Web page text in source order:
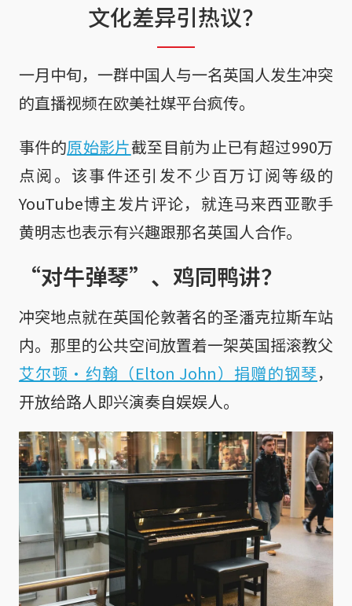
文化差异引热议？
一月中旬，一群中国人与一名英国人发生冲突
的直播视频在欧美社媒平台疯传。
事件的原始影片截至目前为止已有超过990万
点阅。该事件还引发不少百万订阅等级的
YouTube博主发片评论，就连马来西亚歌手
黄明志也表示有兴趣跟那名英国人合作。
“对牛弹琴”、鸡同鸭讲？
冲突地点就在英国伦敦著名的圣潘克拉斯车站
内。那里的公共空间放置着一架英国摇滚教父
艾尔顿·约翰（Elton John）捐赠的钢琴，
开放给路人即兴演奏自娱娱人。